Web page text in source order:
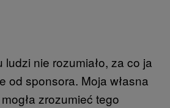
nie rozumiało, za co ja
od sponsora. Moja własna
zrozumieć tego